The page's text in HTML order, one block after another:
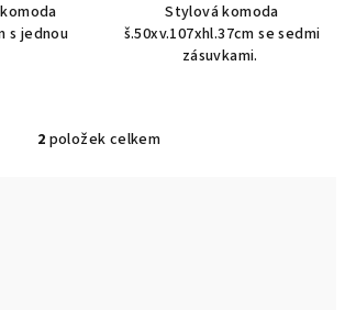
s jednou
Stylová komoda
š.50xv.107xhl.37cm se sedmi
zásuvkami.
O
2 položek celkem